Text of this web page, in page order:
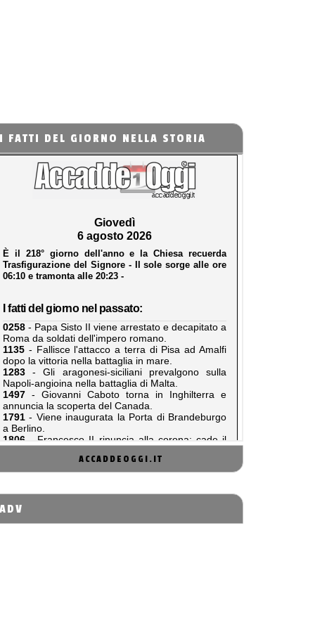
I FATTI DEL GIORNO NELLA STORIA
ACCADDEOGGI.IT
ADV